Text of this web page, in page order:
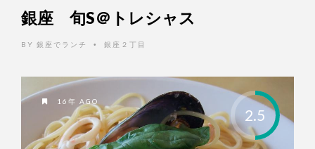
銀座 旬S＠トレシャス
BY 銀座でランチ • 銀座２丁目
2.5
16年 AGO